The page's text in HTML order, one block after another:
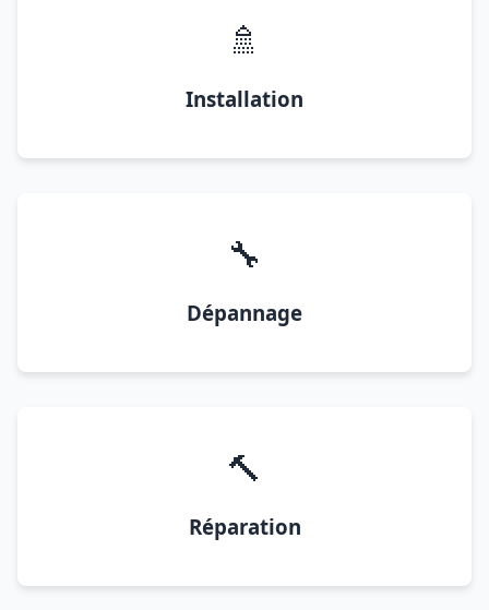
🚿
Installation
🔧
Dépannage
🔨
Réparation